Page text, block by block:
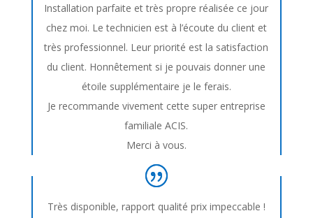
Installation parfaite et très propre réalisée ce jour
chez moi. Le technicien est à l’écoute du client et
très professionnel. Leur priorité est la satisfaction
du client. Honnêtement si je pouvais donner une
étoile supplémentaire je le ferais.
Je recommande vivement cette super entreprise
familiale ACIS.
Merci à vous.
Très disponible, rapport qualité prix impeccable !